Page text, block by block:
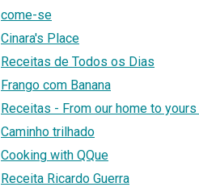
come-se
Cinara's Place
Receitas de Todos os Dias
Frango com Banana
Receitas - From our home to
Caminho trilhado
Cooking with QQue
Receita Ricardo Guerra